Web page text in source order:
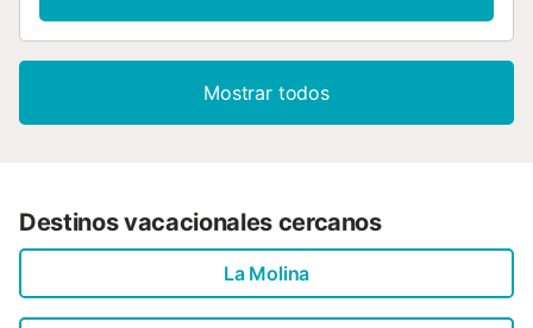
Mostrar todos
Destinos vacacionales cercanos
La Molina